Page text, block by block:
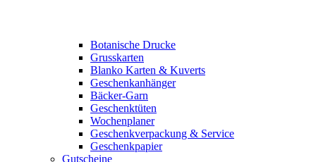
Botanische Drucke
Grusskarten
Blanko Karten & Kuverts
Geschenkanhänger
Bäcker-Garn
Geschenktüten
Wochenplaner
Geschenkverpackung & Service
Geschenkpapier
Gutscheine